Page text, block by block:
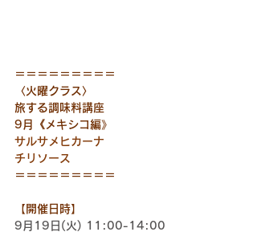
＝＝＝＝＝＝＝＝＝
〈火曜クラス〉
旅する調味料講座
9月《メキシコ編》
サルサメヒカーナ
チリソース
＝＝＝＝＝＝＝＝＝
【開催日時】
9月19日(火) 11:00-14:00